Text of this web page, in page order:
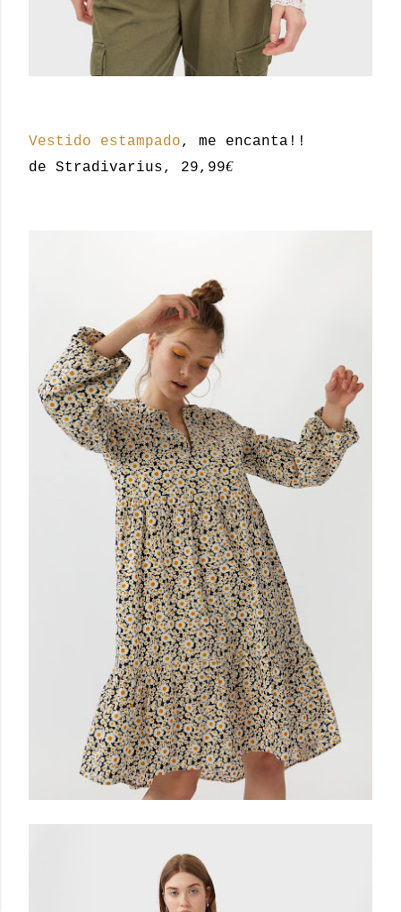
Vestido estampado, me encanta!!
de Stradivarius, 29,99€